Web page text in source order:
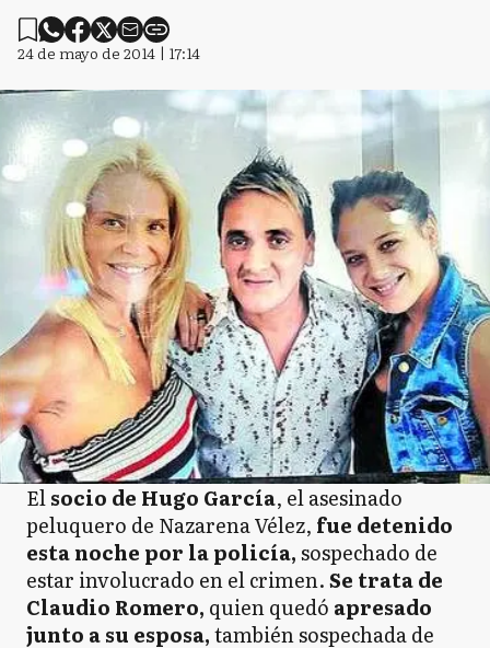
24 de mayo de 2014 | 17:14
Elsocio de Hugo García, el asesinado
peluquero de Nazarena Vélez, fue detenido
esta noche por la policía,sospechado de
estar involucrado en el crimen.Se trata de
Claudio Romero, quien quedó apresado
junto a su esposa,también sospechada de